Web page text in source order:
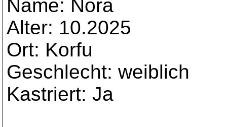
Name: Nora
Alter: 10.2025
Ort: Korfu
Geschlecht: weiblich
Kastriert: Ja